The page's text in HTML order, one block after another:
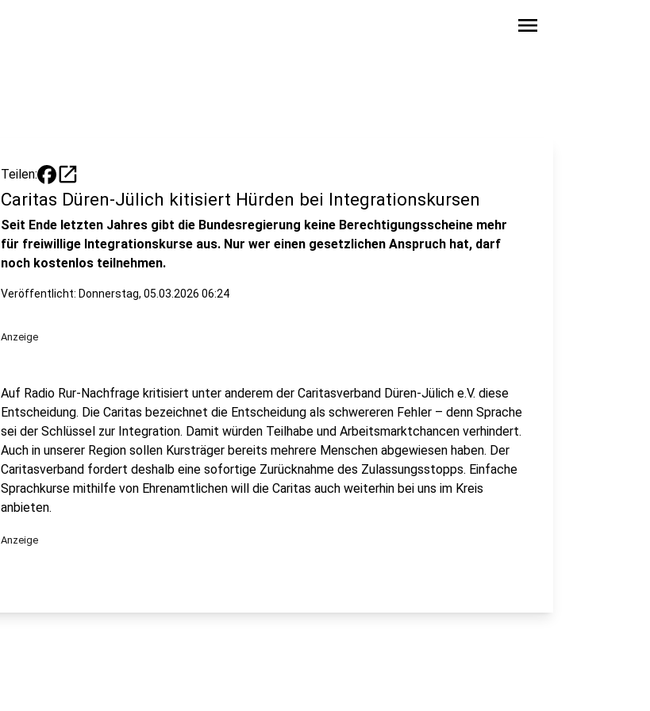
menu
Teilen: open_in_new
Caritas Düren-Jülich kitisiert Hürden bei Integrationskursen
Seit Ende letzten Jahres gibt die Bundesregierung keine Berechtigungsscheine mehr
für freiwillige Integrationskurse aus. Nur wer einen gesetzlichen Anspruch hat, darf
noch kostenlos teilnehmen.
Veröffentlicht: Donnerstag, 05.03.2026 06:24
Anzeige
Auf Radio Rur-Nachfrage kritisiert unter anderem der Caritasverband Düren-Jülich e.V. diese
Entscheidung. Die Caritas bezeichnet die Entscheidung als schwereren Fehler – denn Sprache
sei der Schlüssel zur Integration. Damit würden Teilhabe und Arbeitsmarktchancen verhindert.
Auch in unserer Region sollen Kursträger bereits mehrere Menschen abgewiesen haben. Der
Caritasverband fordert deshalb eine sofortige Zurücknahme des Zulassungsstopps. Einfache
Sprachkurse mithilfe von Ehrenamtlichen will die Caritas auch weiterhin bei uns im Kreis
anbieten.
Anzeige